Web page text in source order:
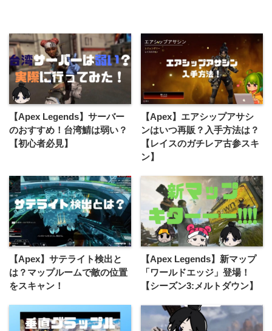
【Apex Legends】サーバー
のおすすめ！台湾鯖は弱い？
【初心者必見】
【Apex】エアシップアサシ
ンはいつ再販？入手方法は？
【レイスのガチレア古参スキ
ン】
【Apex】サテライト検出と
は？マップルームで敵の位置
をスキャン！
【Apex Legends】新マップ
「ワールドエッジ」登場！
【シーズン3:メルトダウン】